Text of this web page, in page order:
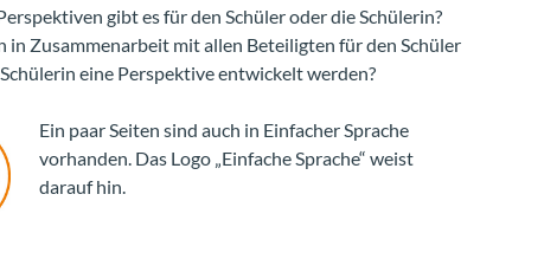
gibt es für den Schüler oder die Schülerin?
in Zusammenarbeit mit allen Beteiligten für den Schüler
eine Perspektive entwickelt werden?
Ein paar Seiten sind auch in Einfacher Sprache
vorhanden. Das Logo „Einfache Sprache“ weist
darauf hin.